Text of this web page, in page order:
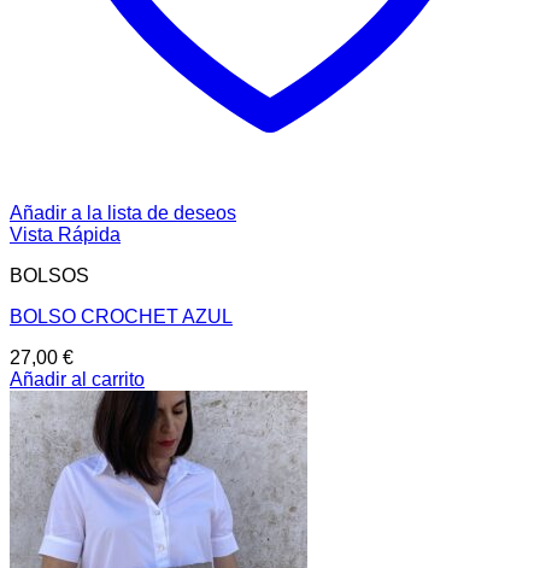
Añadir a la lista de deseos
Vista Rápida
BOLSOS
BOLSO CROCHET AZUL
27,00 €
Añadir al carrito